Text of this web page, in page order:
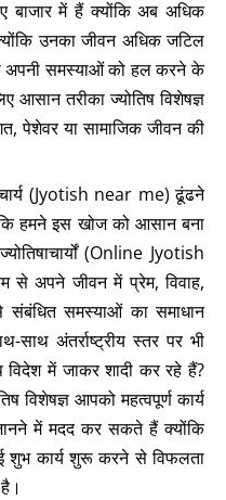
बाजार में हैं क्योंकि अब अधिक
उनका जीवन अधिक जटिल
अपनी समस्याओं को हल करने के
तरीका ज्योतिष विशेषज्ञ
पेशेवर या सामाजिक जीवन की
(Jyotish near me) ढूंढने
हमने इस खोज को आसान बना
(Online Jyotish
अपने जीवन में प्रेम, विवाह,
समस्याओं का समाधान
अंतर्राष्ट्रीय स्तर पर भी
में जाकर शादी कर रहे हैं?
विशेषज्ञ आपको महत्वपूर्ण कार्य
में मदद कर सकते हैं क्योंकि
शुभ कार्य शुरू करने से विफलता